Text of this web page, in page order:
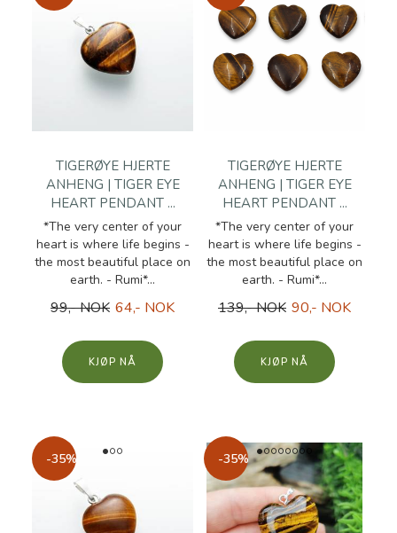
TIGERØYE HJERTE
ANHENG | TIGER EYE
HEART PENDANT ...
*The very center of your
heart is where life begins -
the most beautiful place on
earth. - Rumi*...
99,- NOK 64,- NOK
KJØP
TIGERØYE HJERTE
ANHENG | TIGER EYE
HEART PENDANT ...
*The very center of your
heart is where life begins -
the most beautiful place on
earth. - Rumi*...
139,- NOK 90,- NOK
KJØP
-35% -35%